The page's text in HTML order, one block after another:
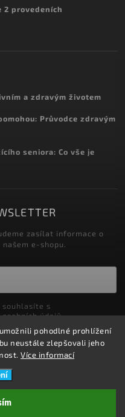
pohodlné prohlížení
neustále zlepšovali jeho
Více informací
2 provedeních
a zdravým životem
Průvodce zdravým
seniora: Co vše je
zasílat informace o
e-shopu.
údajů
se
DRDLOVÁ